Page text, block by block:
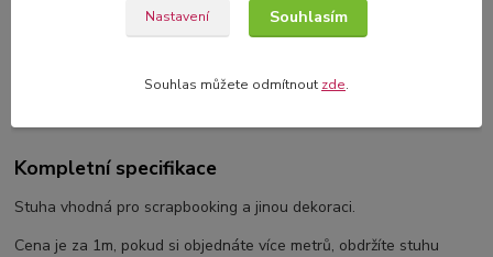
Kompletní specifikace
Stuha vhodná pro scrapbooking a jinou dekoraci.
Cena je za 1m, pokud si objednáte více metrů, obdržíte stuhu
Nastavení Souhlasím
Souhlas můžete odmítnout zde.